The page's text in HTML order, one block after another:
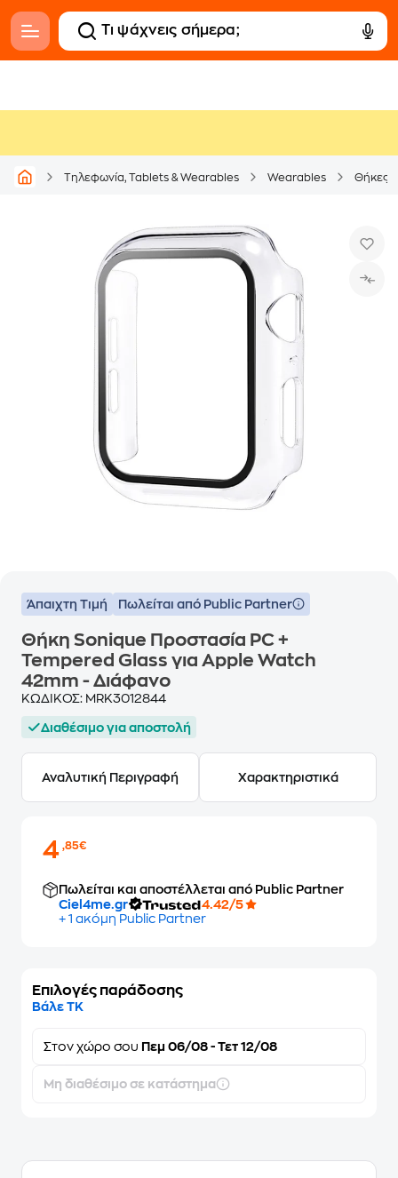
Τηλεφωνία, Tablets & Wearables Wearables Θήκες
Άπαιχτη Τιμή Πωλείται από Public Partner
Θήκη Sonique Προστασία PC +
Tempered Glass για Apple Watch
42mm - Διάφανο
ΚΩΔΙΚΟΣ: MRK3012844
Διαθέσιμο για αποστολή
Αναλυτική Περιγραφή Χαρακτηριστικά
4,85€
Πωλείται και αποστέλλεται από Public Partner
Ciel4me.gr
4.42/5
+ 1 ακόμη Public Partner
Επιλογές παράδοσης
Βάλε ΤΚ
Στον χώρο σου Πεμ 06/08 - Τετ 12/08
Μη διαθέσιμο σε κατάστημα